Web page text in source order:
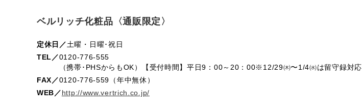
ベルリッチ化粧品〈通販限定〉
定休日／土曜・日曜･祝日
TEL／0120-776-555
（携帯･PHSからもOK）【受付時間】平日9：00～20：00※12/29㈭〜1/4㈬は留守録対応
FAX／0120-776-559（年中無休）
WEB／http://www.vertrich.co.jp/